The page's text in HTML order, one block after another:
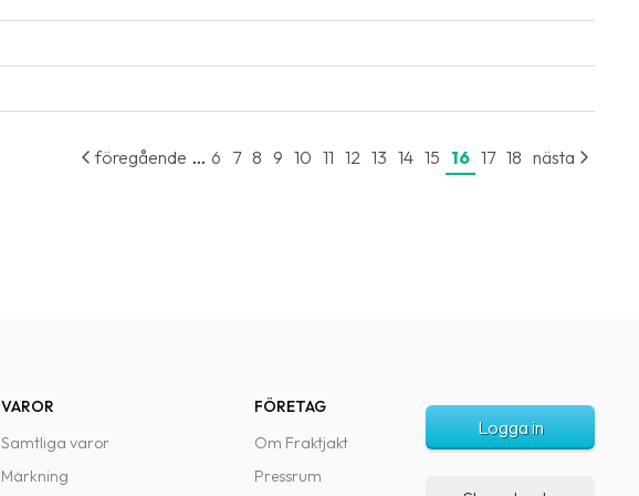
föregående ... 6 7 8 9 10 11 12 13 14 15 16 17 18 nästa
VAROR
Samtliga varor
Märkning
FÖRETAG
Om Fraktjakt
Pressrum
Logga in